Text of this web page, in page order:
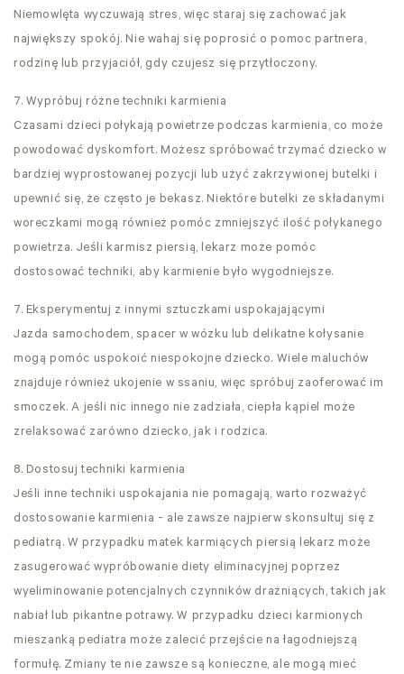
Niemowlęta wyczuwają stres, więc staraj się zachować jak
największy spokój. Nie wahaj się poprosić o pomoc partnera,
rodzinę lub przyjaciół, gdy czujesz się przytłoczony.
7. Wypróbuj różne techniki karmienia
Czasami dzieci połykają powietrze podczas karmienia, co może
powodować dyskomfort. Możesz spróbować trzymać dziecko w
bardziej wyprostowanej pozycji lub użyć zakrzywionej butelki i
upewnić się, że często je bekasz. Niektóre butelki ze składanymi
woreczkami mogą również pomóc zmniejszyć ilość połykanego
powietrza. Jeśli karmisz piersią, lekarz może pomóc
dostosować techniki, aby karmienie było wygodniejsze.
7. Eksperymentuj z innymi sztuczkami uspokajającymi
Jazda samochodem, spacer w wózku lub delikatne kołysanie
mogą pomóc uspokoić niespokojne dziecko. Wiele maluchów
znajduje również ukojenie w ssaniu, więc spróbuj zaoferować im
smoczek. A jeśli nic innego nie zadziała, ciepła kąpiel może
zrelaksować zarówno dziecko, jak i rodzica.
8. Dostosuj techniki karmienia
Jeśli inne techniki uspokajania nie pomagają, warto rozważyć
dostosowanie karmienia - ale zawsze najpierw skonsultuj się z
pediatrą. W przypadku matek karmiących piersią lekarz może
zasugerować wypróbowanie diety eliminacyjnej poprzez
wyeliminowanie potencjalnych czynników drażniących, takich jak
nabiał lub pikantne potrawy. W przypadku dzieci karmionych
mieszanką pediatra może zalecić przejście na łagodniejszą
formułę. Zmiany te nie zawsze są konieczne, ale mogą mieć